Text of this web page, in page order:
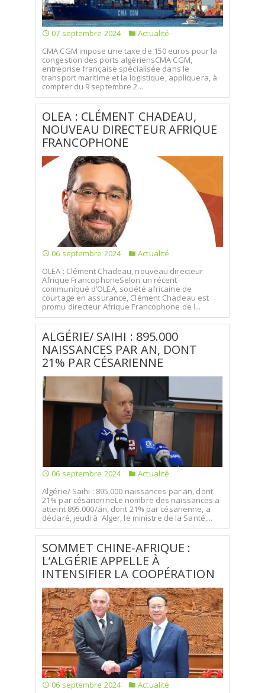
07 septembre 2024
Actualité
CMA CGM impose une taxe de 150 euros pour la
congestion des ports algériensCMA CGM,
entreprise française spécialisée dans le
transport maritime et la logistique, appliquera, à
compter du 9 septembre 2...
OLEA : CLÉMENT CHADEAU,
NOUVEAU DIRECTEUR AFRIQUE
FRANCOPHONE
06 septembre 2024
Actualité
OLEA : Clément Chadeau, nouveau directeur
Afrique FrancophoneSelon un récent
communiqué d’OLEA, société africaine de
courtage en assurance, Clément Chadeau est
promu directeur Afrique Francophone de l...
ALGÉRIE/ SAIHI : 895.000
NAISSANCES PAR AN, DONT
21% PAR CÉSARIENNE
06 septembre 2024
Actualité
Algérie/ Saihi : 895.000 naissances par an, dont
21% par césarienneLe nombre des naissances a
atteint 895.000/an, dont 21% par césarienne, a
déclaré, jeudi à Alger, le ministre de la Santé,...
SOMMET CHINE-AFRIQUE :
L’ALGÉRIE APPELLE À
INTENSIFIER LA COOPÉRATION
06 septembre 2024
Actualité